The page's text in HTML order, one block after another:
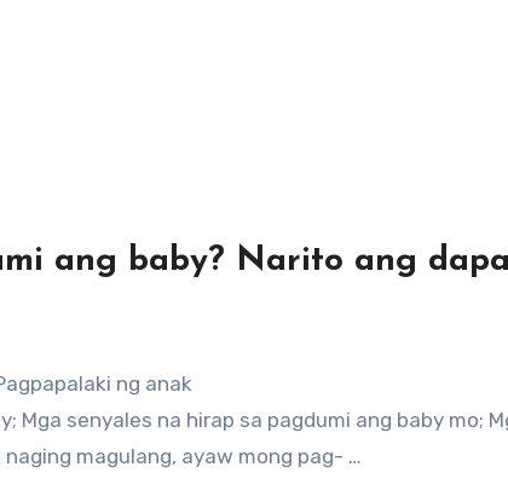
ang baby? Narito ang
ng anak
naging magulang, ayaw mong pag- …